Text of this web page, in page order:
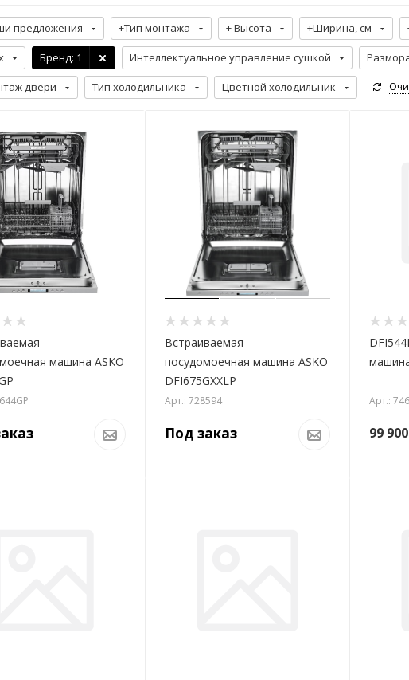
предложения +Тип монтажа + Высота +Ширина, см
Бренд: 1 Интеллектуальное управление сушкой
двери Тип холодильника Цветной холодильник
машина ASKO
Встраиваемая
посудомоечная машина ASKO
DFI675GXXLP
Арт.: 728594
Под заказ
Арт.:
99 900